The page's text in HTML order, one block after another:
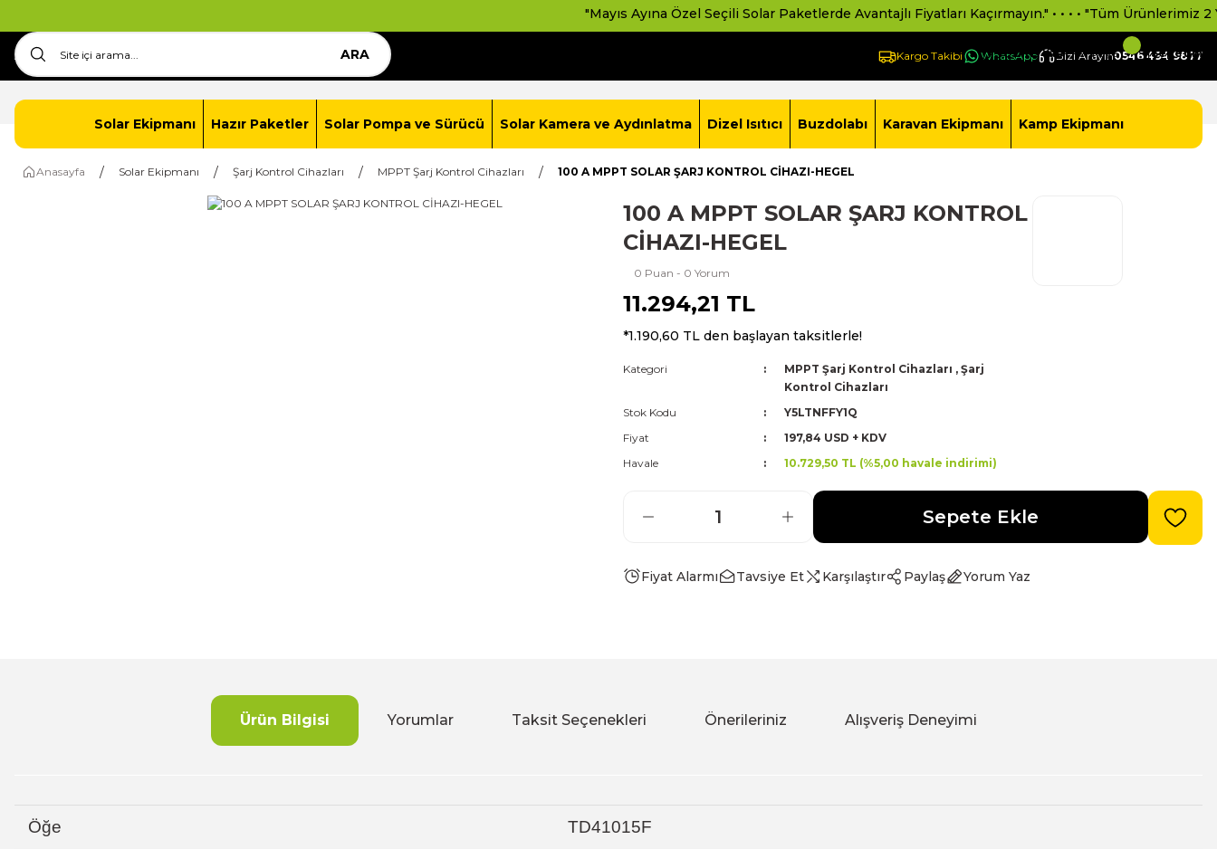
"Mayıs Ayına Özel Seçili Solar Paketlerde Avantajlı Fiyatları Kaçırmayın." • • • • "Tüm Ürünlerimiz 2 Yıl Resmi
Anasayfa İletişim Solar Paket Oluştur Kargo Takibi WhatsApp Bizi Arayın0546 494 9877
ARA Giriş Yap -Yeni Üye Ol Sepetim
Solar Ekipmanı Hazır Paketler Solar Pompa ve Sürücü Solar Kamera ve Aydınlatma Dizel Isıtıcı Buzdolabı Karavan Ekipmanı Kamp Ekipmanı
Anasayfa Solar Ekipmanı Şarj Kontrol Cihazları MPPT Şarj Kontrol Cihazları 100 A MPPT SOLAR ŞARJ KONTROL CİHAZI-HEGEL
100 A MPPT SOLAR ŞARJ KONTROL
CİHAZI-HEGEL
0 Puan - 0 Yorum
11.294,21 TL
*1.190,60 TL den başlayan taksitlerle!
Kategori MPPT Şarj Kontrol Cihazları ,Şarj
Kontrol Cihazları
Stok Kodu
Y5LTNFFY1Q
Fiyat
197,84 USD + KDV
Havale
10.729,50 TL (%5,00 havale indirimi)
Sepete Ekle
Fiyat Alarmı Tavsiye Et Karşılaştır Paylaş Yorum Yaz
Ürün Bilgisi Yorumlar Taksit Seçenekleri Önerileriniz Alışveriş Deneyimi
Öğe TD41015F